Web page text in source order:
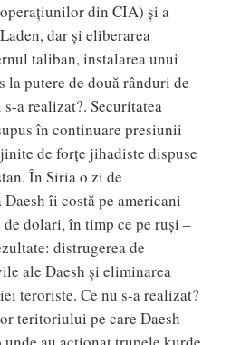
din CIA) și a
dar și eliberarea
taliban, instalarea unui
la putere de două rânduri de
a realizat?. Securitatea
în continuare presiunii
de forțe jihadiste dispuse
În Siria o zi de
îi costă pe americani
dolari, în timp ce pe ruşi –
distrugerea de
ale Daesh și eliminarea
teroriste. Ce nu s-a realizat?
teritoriului pe care Daesh